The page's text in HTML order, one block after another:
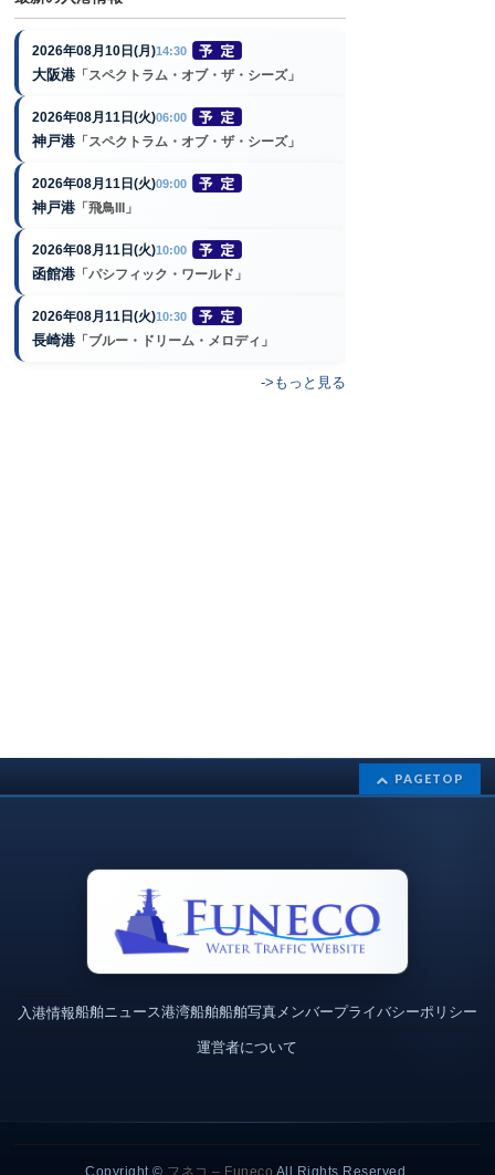
2026年08月10日(月)14:30
大阪港 「スペクトラム・オブ・ザ・シーズ」
2026年08月11日(火)06:00
神戸港 「スペクトラム・オブ・ザ・シーズ」
2026年08月11日(火)09:00
神戸港 「飛鳥III」
2026年08月11日(火)10:00
函館港 「パシフィック・ワールド」
2026年08月11日(火)10:30
長崎港 「ブルー・ドリーム・メロディ」
->もっと見る
PAGETOP
入港情報船舶ニュース港湾船舶船舶写真メンバープライバシーポリシー
運営者について
Copyright © フネコ – Funeco All Rights Reserved.